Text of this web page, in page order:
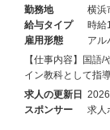
勤務地
横浜
給与タイプ
時給
雇用形態
アル
【仕事内容】国語
イン教科として指
求人の更新日
スポンサー
求人